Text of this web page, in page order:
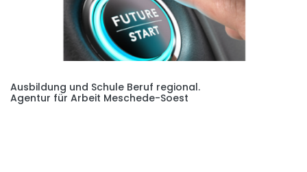
Ausbildung und Schule Beruf regional.
Agentur für Arbeit Meschede-Soest